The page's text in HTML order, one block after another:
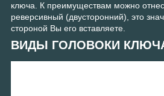
ключа. К преимуществам можно
реверсивный (двусторонний), это
стороной Вы его вставляете.
ВИДЫ ГОЛОВОКИ